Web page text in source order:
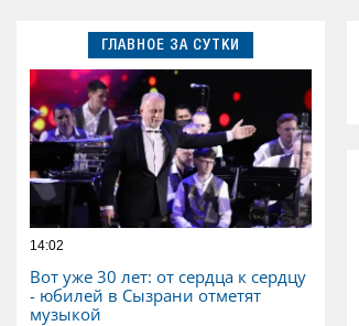
ГЛАВНОЕ ЗА СУТКИ
14:02
Вот уже 30 лет: от сердца к сердцу
- юбилей в Сызрани отметят
музыкой